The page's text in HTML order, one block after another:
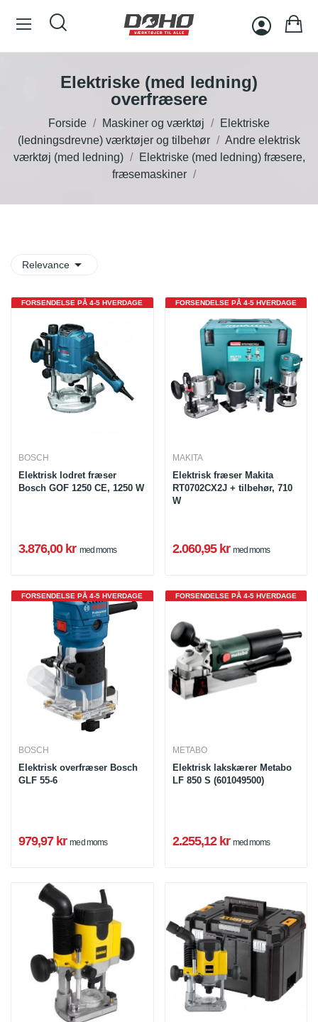
Elektriske (med ledning)
overfræsere
Forside Maskiner og værktøj
Elektriske
(ledningsdrevne) værktøjer og tilbehør
Andre elektrisk
værktøj (med ledning)
Elektriske (med ledning) fræsere,
fræsemaskiner
Relevance 
FORSENDELSE PÅ 4-5 HVERDAGE
BOSCH
Elektrisk lodret fræser
Bosch GOF 1250 CE, 1250 W
3.876,00 kr med moms
FORSENDELSE PÅ 4-5 HVERDAGE
MAKITA
Elektrisk fræser Makita
RT0702CX2J + tilbehør, 710
W
2.060,95 kr med moms
FORSENDELSE PÅ 4-5 HVERDAGE
BOSCH
Elektrisk overfræser Bosch
GLF 55-6
979,97 kr med moms
FORSENDELSE PÅ 4-5 HVERDAGE
METABO
Elektrisk lakskærer Metabo
LF 850 ​​S (601049500)
2.255,12 kr med moms